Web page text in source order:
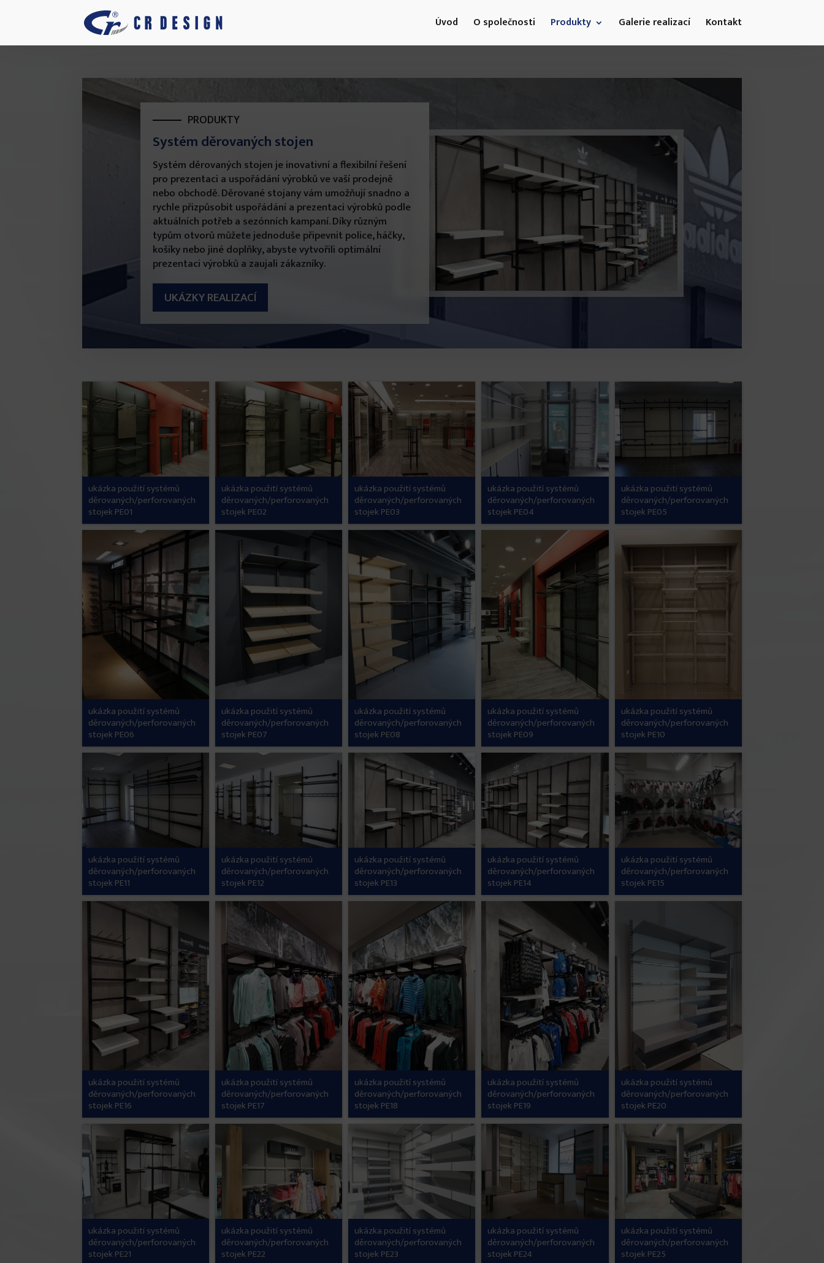
Úvod O společnosti Produkty Galerie realizací Kontakt
PRODUKTY
Systém děrovaných stojen
Systém děrovaných stojen je inovativní a flexibilní řešení
pro prezentaci a uspořádání výrobků ve vaší prodejně
nebo obchodě. Děrované stojany vám umožňují snadno a
rychle přizpůsobit uspořádání a prezentaci výrobků podle
aktuálních potřeb a sezónních kampaní. Díky různým
typům otvorů můžete jednoduše připevnit police, háčky,
košíky nebo jiné doplňky, abyste vytvořili optimální
prezentaci výrobků a zaujali zákazníky.
UKÁZKY REALIZACÍ
ukázka použití systémů
děrovaných/perforovaných
stojek PE01
ukázka použití systémů
děrovaných/perforovaných
stojek PE02
ukázka použití systémů
děrovaných/perforovaných
stojek PE03
ukázka použití systémů
děrovaných/perforovaných
stojek PE04
ukázka použití systémů
děrovaných/perforovaných
stojek PE05
ukázka použití systémů
děrovaných/perforovaných
stojek PE06
ukázka použití systémů
děrovaných/perforovaných
stojek PE07
ukázka použití systémů
děrovaných/perforovaných
stojek PE08
ukázka použití systémů
děrovaných/perforovaných
stojek PE09
ukázka použití systémů
děrovaných/perforovaných
stojek PE10
ukázka použití systémů
děrovaných/perforovaných
stojek PE11
ukázka použití systémů
děrovaných/perforovaných
stojek PE12
ukázka použití systémů
děrovaných/perforovaných
stojek PE13
ukázka použití systémů
děrovaných/perforovaných
stojek PE14
ukázka použití systémů
děrovaných/perforovaných
stojek PE15
ukázka použití systémů
děrovaných/perforovaných
stojek PE16
ukázka použití systémů
děrovaných/perforovaných
stojek PE17
ukázka použití systémů
děrovaných/perforovaných
stojek PE18
ukázka použití systémů
děrovaných/perforovaných
stojek PE19
ukázka použití systémů
děrovaných/perforovaných
stojek PE20
ukázka použití systémů
děrovaných/perforovaných
stojek PE21
ukázka použití systémů
děrovaných/perforovaných
stojek PE22
ukázka použití systémů
děrovaných/perforovaných
stojek PE23
ukázka použití systémů
děrovaných/perforovaných
stojek PE24
ukázka použití systémů
děrovaných/perforovaných
stojek PE25